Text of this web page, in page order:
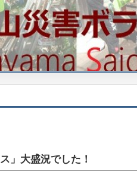
」大盛況でした！